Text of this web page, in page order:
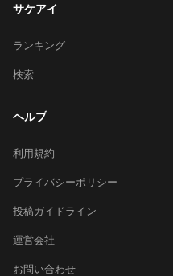
サケアイ
ランキング
検索
ヘルプ
利用規約
プライバシーポリシー
投稿ガイドライン
運営会社
お問い合わせ